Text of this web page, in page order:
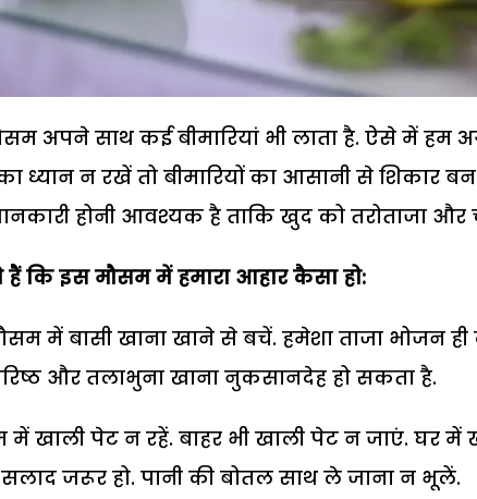
अपने साथ कई बीमारियां भी लाता है. ऐसे में
ध्यान न रखें तो बीमारियों का आसानी से शिकार
होनी आवश्यक है ताकि खुद को तरोताजा
कि इस मौसम में हमारा आहार कैसा हो:
में बासी खाना खाने से बचें. हमेशा ताजा भोजन
और तलाभुना खाना नुकसानदेह हो सकता है.
खाली पेट न रहें. बाहर भी खाली पेट न जाएं. घर
जरूर हो. पानी की बोतल साथ ले जाना न भूलें.